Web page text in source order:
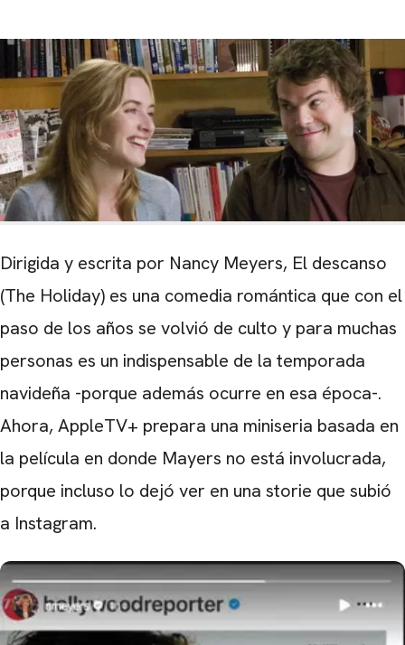
Dirigida y escrita por Nancy Meyers, El descanso
(The Holiday) es una comedia romántica que con el
paso de los años se volvió de culto y para muchas
personas es un indispensable de la temporada
navideña -porque además ocurre en esa época-.
Ahora, AppleTV+ prepara una miniseria basada en
la película en donde Mayers no está involucrada,
porque incluso lo dejó ver en una storie que subió
a Instagram.